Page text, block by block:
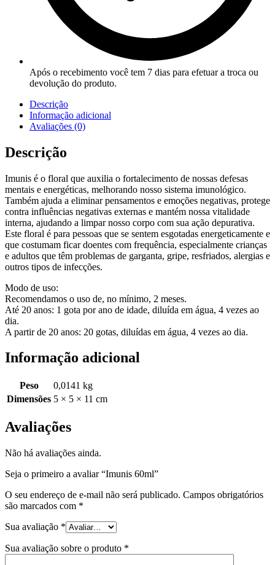
Após o recebimento você tem 7 dias para efetuar a troca ou
devolução do produto.
Descrição
Informação adicional
Avaliações (0)
Descrição
Imunis é o floral que auxilia o fortalecimento de nossas defesas
mentais e energéticas, melhorando nosso sistema imunológico.
Também ajuda a eliminar pensamentos e emoções negativas, protege
contra influências negativas externas e mantém nossa vitalidade
interna, ajudando a limpar nosso corpo com sua ação depurativa.
Este floral é para pessoas que se sentem esgotadas energeticamente e
que costumam ficar doentes com frequência, especialmente crianças
e adultos que têm problemas de garganta, gripe, resfriados, alergias e
outros tipos de infecções.
Modo de uso:
Recomendamos o uso de, no mínimo, 2 meses.
Até 20 anos: 1 gota por ano de idade, diluída em água, 4 vezes ao
dia.
A partir de 20 anos: 20 gotas, diluídas em água, 4 vezes ao dia.
Informação adicional
Peso
0,0141 kg
Dimensões 5 × 5 × 11 cm
Avaliações
Não há avaliações ainda.
Seja o primeiro a avaliar “Imunis 60ml”
O seu endereço de e-mail não será publicado. Campos obrigatórios
são marcados com *
Sua avaliação *
Sua avaliação sobre o produto *